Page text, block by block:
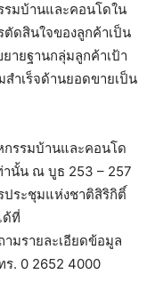
รมบ้านและคอนโดใน
ตัดสินใจของลูกค้าเป็น
ายฐานกลุ่มลูกค้าเป้า
ำเร็จด้านยอดขายเป็น
กรรมบ้านและคอนโด
านั้น ณ บูธ 253 – 257
ประชุมแห่งชาติสิริกิติ์
ด้ที่
ามรายละเอียดข้อมูล
ร. 0 2652 4000